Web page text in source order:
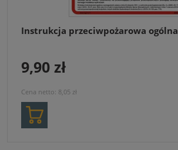
Instrukcja przeciwpożarowa ogólna
9,90 zł
Cena netto: 8,05 zł